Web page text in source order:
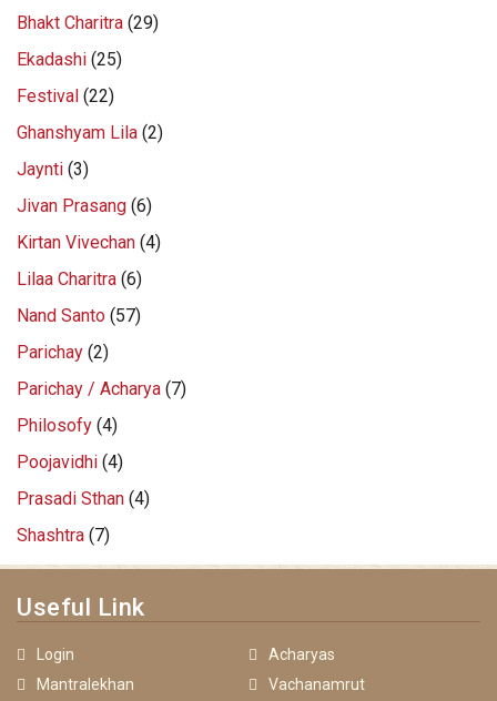
Bhakt Charitra (29)
Ekadashi (25)
Festival (22)
Ghanshyam Lila (2)
Jaynti (3)
Jivan Prasang (6)
Kirtan Vivechan (4)
Lilaa Charitra (6)
Nand Santo (57)
Parichay (2)
Parichay / Acharya (7)
Philosofy (4)
Poojavidhi (4)
Prasadi Sthan (4)
Shashtra (7)
Useful Link
Login
Acharyas
Mantralekhan
Vachanamrut